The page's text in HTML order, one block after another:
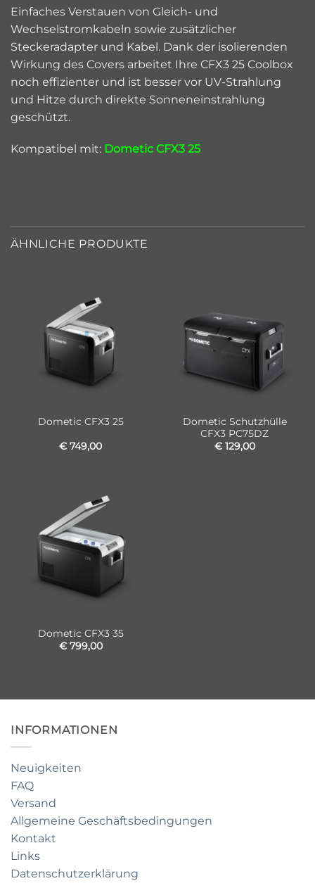
Einfaches Verstauen von Gleich- und
Wechselstromkabeln sowie zusätzlicher
Steckeradapter und Kabel. Dank der isolierenden
Wirkung des Covers arbeitet Ihre CFX3 25 Coolbox
noch effizienter und ist besser vor UV-Strahlung
und Hitze durch direkte Sonneneinstrahlung
geschützt.
Kompatibel mit: Dometic CFX3 25
ÄHNLICHE PRODUKTE
Dometic CFX3 25
€ 749,00
Dometic Schutzhülle
CFX3 PC75DZ
€129,00
Dometic CFX3 35
€799,00
INFORMATIONEN
Neuigkeiten
FAQ
Versand
Allgemeine Geschäftsbedingungen
Kontakt
Links
Datenschutzerklärung